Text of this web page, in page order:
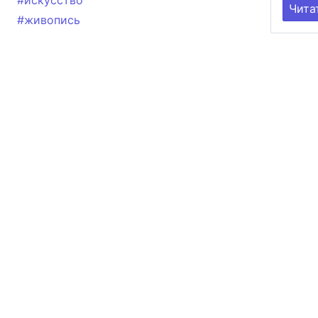
#живопись